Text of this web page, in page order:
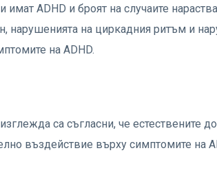
ADHD и броят на случаите
нарушенията на циркадния ритъм и
на ADHD.
са съгласни, че естествените
въздействие върху симптомите на